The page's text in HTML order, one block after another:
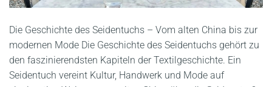
Die Geschichte des Seidentuchs – Vom alten China bis zur
modernen Mode Die Geschichte des Seidentuchs gehört zu
den faszinierendsten Kapiteln der Textilgeschichte. Ein
Seidentuch vereint Kultur, Handwerk und Mode auf